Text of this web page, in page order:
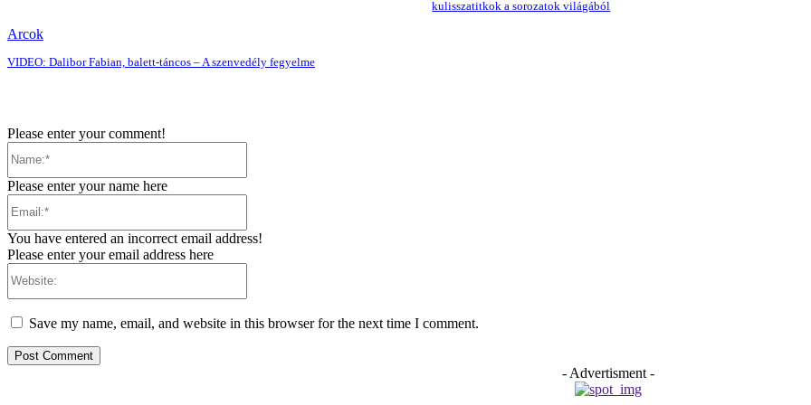
kulisszatitkok a sorozatok világából
Arcok
VIDEO: Dalibor Fabian, balett-táncos – A szenvedély fegyelme
Please enter your comment!
Please enter your name here
You have entered an incorrect email address!
Please enter your email address here
Save my name, email, and website in this browser for the next time I comment.
- Advertisment -